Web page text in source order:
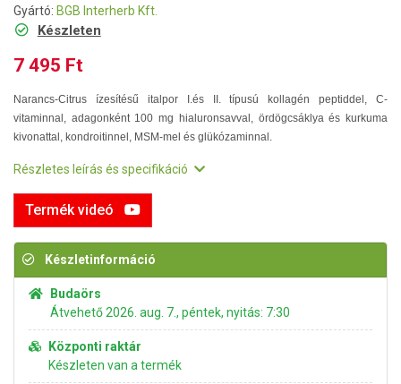
Gyártó: BGB Interherb Kft.
Készleten
7 495 Ft
Narancs-Citrus ízesítésű italpor I.és II. típusú kollagén peptiddel, C-
vitaminnal, adagonként 100 mg hialuronsavval, ördögcsáklya és kurkuma
kivonattal, kondroitinnel, MSM-mel és glükózaminnal.
Részletes leírás és specifikáció
Termék videó
Készletinformáció
Budaörs
Átvehető 2026. aug. 7., péntek, nyitás: 7:30
Központi raktár
Készleten van a termék